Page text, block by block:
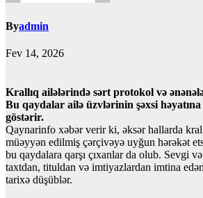
Byadmin
Fev 14, 2026
Krallıq ailələrində sərt protokol və
Bu qaydalar ailə üzvlərinin şəxsi
göstərir.
Qaynarinfo xəbər verir ki, əksər hallarda
müəyyən edilmiş çərçivəyə uyğun hərəkət
bu qaydalara qarşı çıxanlar da olub. Sevgi
taxtdan, tituldan və imtiyazlardan imtina
tarixə düşüblər.